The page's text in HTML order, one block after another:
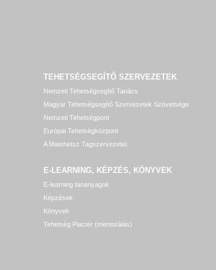
TEHETSÉGSEGÍTŐ SZERVEZETEK
Nemzeti Tehetségsegítő Tanács
Magyar Tehetségsegítő Szervezetek Szövetsége
Nemzeti Tehetségpont
Európai Tehetségközpont
A Matehetsz Tagszervezetei
E-LEARNING, KÉPZÉS, KÖNYVEK
E-learning tananyagok
Képzések
Könyvek
Tehetség Piactér (mentorálás)